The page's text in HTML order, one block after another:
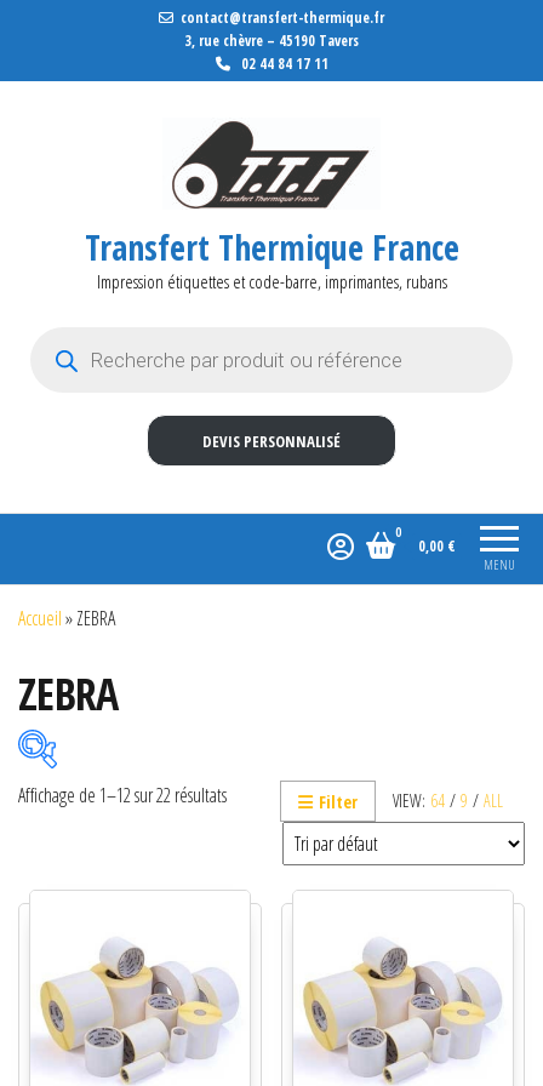
contact@transfert-thermique.fr
3, rue chèvre – 45190 Tavers
02 44 84 17 11
Transfert Thermique France
Impression étiquettes et code-barre, imprimantes, rubans
DEVIS PERSONNALISÉ
MENU
0
0,00 €
Accueil»ZEBRA
ZEBRA
Imprimantes
Lecteurs
Lecteurs code-barres de présentation
VIEW: 64 / 9 / ALL
Filter
Affichage de 1–12 sur 22 résultats